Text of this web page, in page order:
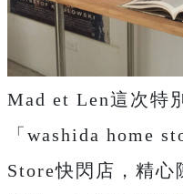
Mad et Len這次特
「washida home
Store快閃店，精心